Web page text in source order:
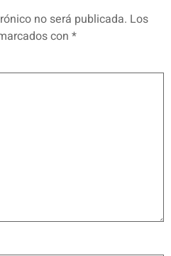
no será publicada. Los
con *